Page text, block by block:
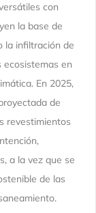
con
la base de
la infiltración de
ecosistemas en
En 2025,
de
revestimientos
a la vez que se
de las